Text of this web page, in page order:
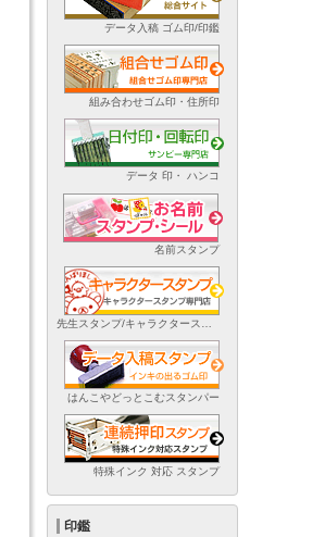
データ入稿 ゴム印/印鑑
組み合わせゴム印・住所印
データ 印・ ハンコ
名前スタンプ
はんこやどっとこむスタンパー
特殊インク 対応 スタンプ
印鑑